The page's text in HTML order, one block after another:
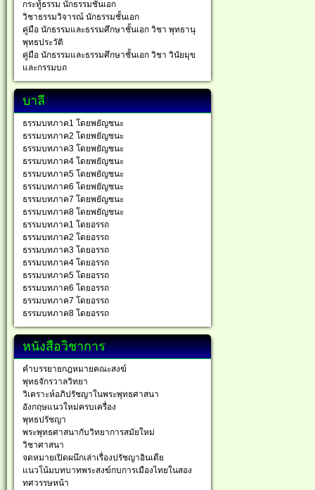
กระทู้ธรรม นักธรรมชั้นเอก
วิชาธรรมวิจารณ์ นักธรรมชั้นเอก
คู่มือ นักธรรมและธรรมศึกษาชั้นเอก วิชา พุทธานุ
พุทธประวัติ
คู่มือ นักธรรมและธรรมศึกษาชั้นเอก วิชา วินัยมุข
และกรรมบถ
บาลี
ธรรมบทภาค1 โดยพยัญชนะ
ธรรมบทภาค2 โดยพยัญชนะ
ธรรมบทภาค3 โดยพยัญชนะ
ธรรมบทภาค4 โดยพยัญชนะ
ธรรมบทภาค5 โดยพยัญชนะ
ธรรมบทภาค6 โดยพยัญชนะ
ธรรมบทภาค7 โดยพยัญชนะ
ธรรมบทภาค8 โดยพยัญชนะ
ธรรมบทภาค1 โดยอรรถ
ธรรมบทภาค2 โดยอรรถ
ธรรมบทภาค3 โดยอรรถ
ธรรมบทภาค4 โดยอรรถ
ธรรมบทภาค5 โดยอรรถ
ธรรมบทภาค6 โดยอรรถ
ธรรมบทภาค7 โดยอรรถ
ธรรมบทภาค8 โดยอรรถ
หนังสือวิชาการ
คำบรรยายกฎหมายคณะสงฆ์
พุทธจักรวาลวิทยา
วิเคราะห์อภิปรัชญาในพระพุทธศาสนา
อังกฤษแนวใหม่ครบเครื่อง
พุทธปรัชญา
พระพุทธศาสนากับวิทยาการสมัยใหม่
วิชาศาสนา
จดหมายเปิดผนึกเล่าเรื่องปรัชญาอินเดีย
แนวโน้มบทบาทพระสงฆ์กบการเมืองไทยในสอง
ทศวรรษหน้า